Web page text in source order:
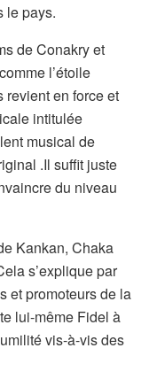
le pays.
de Conakry et
l’étoile
revient en force et
intitulée
musical de
.Il suffit juste
du niveau
Kankan, Chaka
s’explique par
et promoteurs de la
lui-même Fidel à
vis-à-vis des